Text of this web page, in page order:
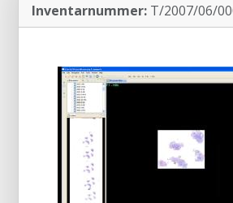
Inventarnummer: T/2007/06/